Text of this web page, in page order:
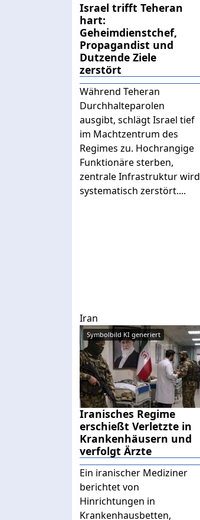
Israel trifft Teheran
hart:
Geheimdienstchef,
Propagandist und
Dutzende Ziele
zerstört
Während Teheran
Durchhalteparolen
ausgibt, schlägt Israel tief
im Machtzentrum des
Regimes zu. Hochrangige
Funktionäre sterben,
zentrale Infrastruktur wird
systematisch zerstört....
Iran
Symbolbild KI generiert
Iranisches Regime
erschießt Verletzte in
Krankenhäusern und
verfolgt Ärzte
Ein iranischer Mediziner
berichtet von
Hinrichtungen in
Krankenhausbetten,